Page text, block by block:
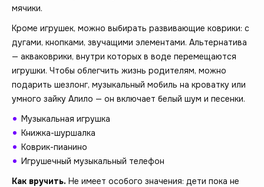
мячики.
Кроме игрушек, можно выбирать развивающие коврики: с
дугами, кнопками, звучащими элементами. Альтернатива
— акваковрики, внутри которых в воде перемещаются
игрушки. Чтобы облегчить жизнь родителям, можно
подарить шезлонг, музыкальный мобиль на кроватку или
умного зайку Алило — он включает белый шум и песенки.
Музыкальная игрушка
Книжка-шуршалка
Коврик-пианино
Игрушечный музыкальный телефон
Как вручить. Не имеет особого значения: дети пока не